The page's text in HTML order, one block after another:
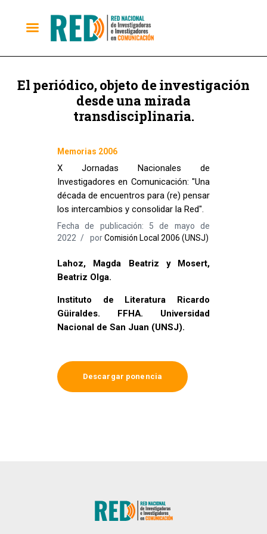
El periódico, objeto de investigación
desde una mirada
transdisciplinaria.
Memorias 2006
X Jornadas Nacionales de
Investigadores en Comunicación: "Una
década de encuentros para (re) pensar
los intercambios y consolidar la Red".
Fecha de publicación: 5 de mayo de
2022
porComisión Local 2006 (UNSJ)
Lahoz, Magda Beatriz y Mosert,
Beatriz Olga.
Instituto de Literatura Ricardo
Güiraldes. FFHA. Universidad
Nacional de San Juan (UNSJ).
Descargar ponencia